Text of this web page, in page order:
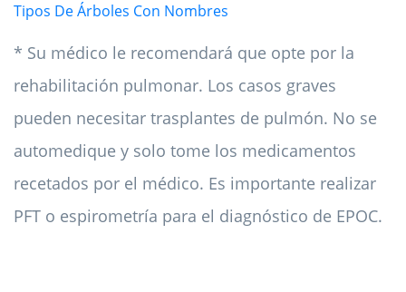
Tipos De Árboles Con Nombres
* Su médico le recomendará que opte por la
rehabilitación pulmonar. Los casos graves
pueden necesitar trasplantes de pulmón. No se
automedique y solo tome los medicamentos
recetados por el médico. Es importante realizar
PFT o espirometría para el diagnóstico de EPOC.